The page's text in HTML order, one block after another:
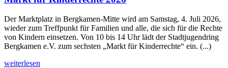
Der Marktplatz in Bergkamen-Mitte wird am Samstag, 4. Juli 2026,
wieder zum Treffpunkt für Familien und alle, die sich für die Rechte
von Kindern einsetzen. Von 10 bis 14 Uhr lädt der Stadtjugendring
Bergkamen e.V. zum sechsten „Markt für Kinderrechte“ ein. (...)
weiterlesen